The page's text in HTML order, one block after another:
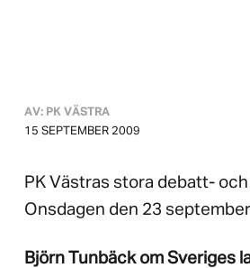
AV: PK VÄSTRA
15 SEPTEMBER 2009
PK Västras stora debatt-
Onsdagen den 23
Björn Tunbäck om Sveriges